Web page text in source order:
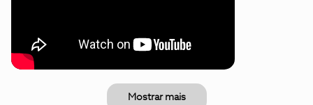
Mostrar mais